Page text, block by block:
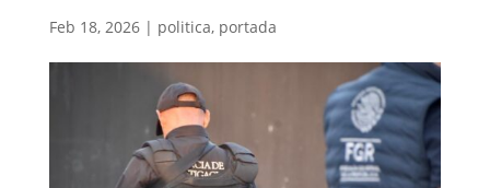
Feb 18, 2026| politica, portada